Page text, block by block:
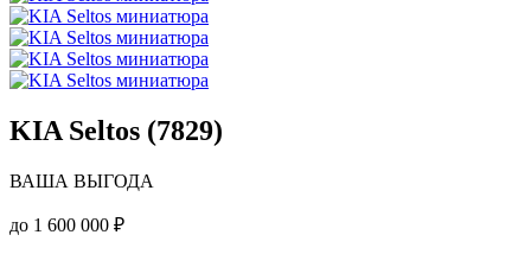
KIA Seltos (7829)
ВАША ВЫГОДА
до 1 600 000 ₽